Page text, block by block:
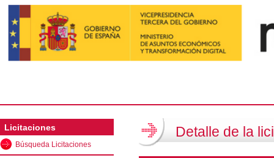
Licitaciones
Búsqueda Licitaciones
Detalle de la